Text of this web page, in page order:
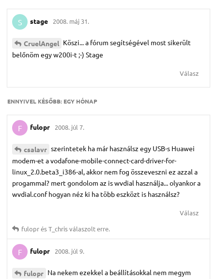
S stage 2008. máj 31.
CruelAngel Köszi... a fórum segítségével most sikerült
belőnöm egy w200i-t ;-) Stage
Válasz
ENNYIVEL KÉSŐBB: EGY HÓNAP
F fulopr 2008. júl 7.
csalavr szerintetek ha már használsz egy USB-s Huawei
modem-et a vodafone-mobile-connect-card-driver-for-
linux_2.0.beta3_i386-al, akkor nem fog összeveszni ez azzal a
progammal? mert gondolom az is wvdial használja... olyankor a
wvdial.conf hogyan néz ki ha több eszközt is használsz?
Válasz
fuloprésT_chrisválaszolt erre.
F fulopr 2008. júl 9.
fulopr Na nekem ezekkel a beállításokkal nem megym